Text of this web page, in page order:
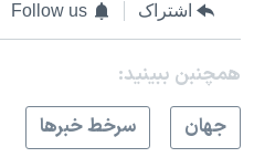
اشتراک Follow us
همچنبن ببینید:
جهان
سرخط خبرها